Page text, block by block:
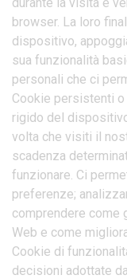
browser. La loro
dispositivo,
sua funzionalità
personali che ci
Cookie persistenti
rigido del
volta che visiti il
scadenza
funzionare. Ci
preferenze;
comprendere come
Web e come
Cookie di
decisioni adottate